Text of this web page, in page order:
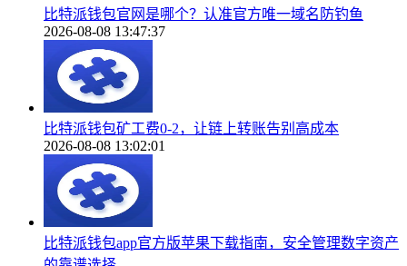
比特派钱包官网是哪个？认准官方唯一域名防钓鱼
2026-08-08 13:47:37
比特派钱包矿工费0-2，让链上转账告别高成本
2026-08-08 13:02:01
比特派钱包app官方版苹果下载指南，安全管理数字资产